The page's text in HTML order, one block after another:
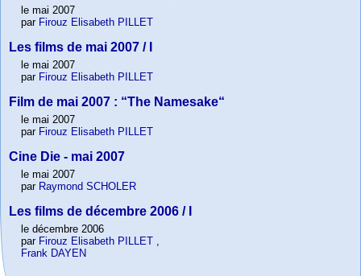
le mai 2007
par Firouz Elisabeth PILLET
Les films de mai 2007 / I
le mai 2007
par Firouz Elisabeth PILLET
Film de mai 2007 : “The Namesake“
le mai 2007
par Firouz Elisabeth PILLET
Cine Die - mai 2007
le mai 2007
par Raymond SCHOLER
Les films de décembre 2006 / I
le décembre 2006
par Firouz Elisabeth PILLET
Frank DAYEN